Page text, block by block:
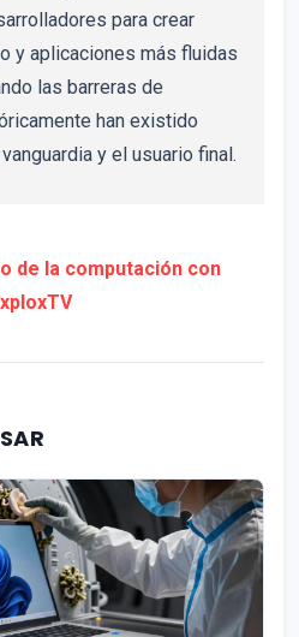
para crear
y aplicaciones más fluidas
las barreras de
han existido
y el usuario final.
de la computación con